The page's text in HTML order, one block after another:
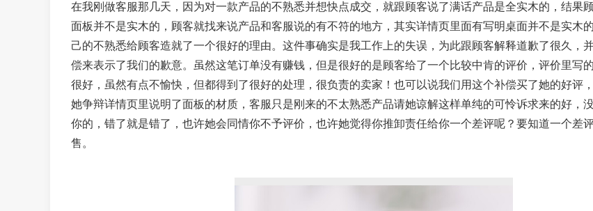
在我刚做客服那几天，因为对一款产品的不熟悉并想快点成交，就跟顾客说了满话产品是全实木的，结果
面板并不是实木的，顾客就找来说产品和客服说的有不符的地方，其实详情页里面有写明桌面并不是实木
己的不熟悉给顾客造就了一个很好的理由。这件事确实是我工作上的失误，为此跟顾客解释道歉了很久，
偿来表示了我们的歉意。虽然这笔订单没有赚钱，但是很好的是顾客给了一个比较中肯的评价，评价里写
很好，虽然有点不愉快，但都得到了很好的处理，很负责的卖家！也可以说我们用这个补偿买了她的好评
她争辩详情页里说明了面板的材质，客服只是刚来的不太熟悉产品请她谅解这样单纯的可怜诉求来的好，
你的，错了就是错了，也许她会同情你不予评价，也许她觉得你推卸责任给你一个差评呢？要知道一个差
售。